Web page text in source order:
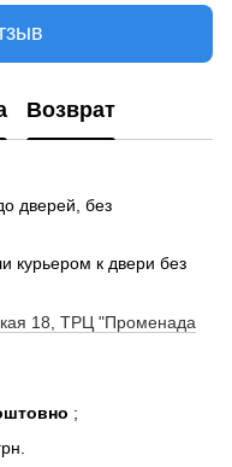
Возврат
дверей, без
курьером к двери без
18, ТРЦ "Променада
;